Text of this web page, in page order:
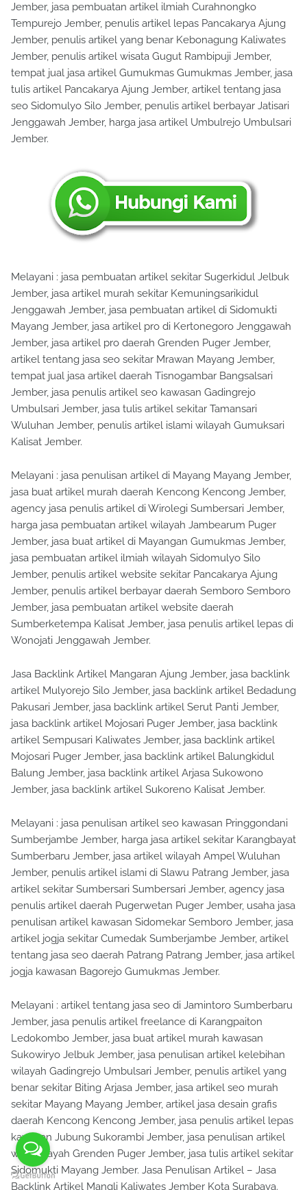
Jember, jasa pembuatan artikel ilmiah Curahnongko
Tempurejo Jember, penulis artikel lepas Pancakarya Ajung
Jember, penulis artikel yang benar Kebonagung Kaliwates
Jember, penulis artikel wisata Gugut Rambipuji Jember,
tempat jual jasa artikel Gumukmas Gumukmas Jember, jasa
tulis artikel Pancakarya Ajung Jember, artikel tentang jasa
seo Sidomulyo Silo Jember, penulis artikel berbayar Jatisari
Jenggawah Jember, harga jasa artikel Umbulrejo Umbulsari
Jember.
Melayani : jasa pembuatan artikel sekitar Sugerkidul Jelbuk
Jember, jasa artikel murah sekitar Kemuningsarikidul
Jenggawah Jember, jasa pembuatan artikel di Sidomukti
Mayang Jember, jasa artikel pro di Kertonegoro Jenggawah
Jember, jasa artikel pro daerah Grenden Puger Jember,
artikel tentang jasa seo sekitar Mrawan Mayang Jember,
tempat jual jasa artikel daerah Tisnogambar Bangsalsari
Jember, jasa penulis artikel seo kawasan Gadingrejo
Umbulsari Jember, jasa tulis artikel sekitar Tamansari
Wuluhan Jember, penulis artikel islami wilayah Gumuksari
Kalisat Jember.
Melayani : jasa penulisan artikel di Mayang Mayang Jember,
jasa buat artikel murah daerah Kencong Kencong Jember,
agency jasa penulis artikel di Wirolegi Sumbersari Jember,
harga jasa pembuatan artikel wilayah Jambearum Puger
Jember, jasa buat artikel di Mayangan Gumukmas Jember,
jasa pembuatan artikel ilmiah wilayah Sidomulyo Silo
Jember, penulis artikel website sekitar Pancakarya Ajung
Jember, penulis artikel berbayar daerah Semboro Semboro
Jember, jasa pembuatan artikel website daerah
Sumberketempa Kalisat Jember, jasa penulis artikel lepas di
Wonojati Jenggawah Jember.
Jasa Backlink Artikel Mangaran Ajung Jember, jasa backlink
artikel Mulyorejo Silo Jember, jasa backlink artikel Bedadung
Pakusari Jember, jasa backlink artikel Serut Panti Jember,
jasa backlink artikel Mojosari Puger Jember, jasa backlink
artikel Sempusari Kaliwates Jember, jasa backlink artikel
Mojosari Puger Jember, jasa backlink artikel Balungkidul
Balung Jember, jasa backlink artikel Arjasa Sukowono
Jember, jasa backlink artikel Sukoreno Kalisat Jember.
Melayani : jasa penulisan artikel seo kawasan Pringgondani
Sumberjambe Jember, harga jasa artikel sekitar Karangbayat
Sumberbaru Jember, jasa artikel wilayah Ampel Wuluhan
Jember, penulis artikel islami di Slawu Patrang Jember, jasa
artikel sekitar Sumbersari Sumbersari Jember, agency jasa
penulis artikel daerah Pugerwetan Puger Jember, usaha jasa
penulisan artikel kawasan Sidomekar Semboro Jember, jasa
artikel jogja sekitar Cumedak Sumberjambe Jember, artikel
tentang jasa seo daerah Patrang Patrang Jember, jasa artikel
jogja kawasan Bagorejo Gumukmas Jember.
Melayani : artikel tentang jasa seo di Jamintoro Sumberbaru
Jember, jasa penulis artikel freelance di Karangpaiton
Ledokombo Jember, jasa buat artikel murah kawasan
Sukowiryo Jelbuk Jember, jasa penulisan artikel kelebihan
wilayah Gadingrejo Umbulsari Jember, penulis artikel yang
benar sekitar Biting Arjasa Jember, jasa artikel seo murah
sekitar Mayang Mayang Jember, artikel jasa desain grafis
daerah Kencong Kencong Jember, jasa penulis artikel lepas
kawasan Jubung Sukorambi Jember, jasa penulisan artikel
web wilayah Grenden Puger Jember, jasa tulis artikel sekitar
Sidomukti Mayang Jember. Jasa Penulisan Artikel – Jasa
Backlink Artikel Mangli Kaliwates Jember Kota Surabaya.